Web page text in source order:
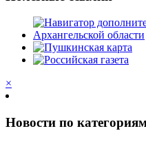
×
Новости по